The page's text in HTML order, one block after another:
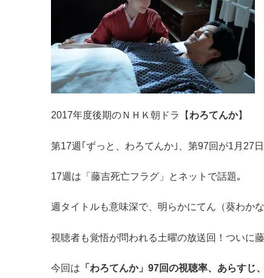
2017年度後期のＮＨＫ朝ドラ【わろてんか】
第17週｢ずっと、わろてんか｣、第97回が1月27
17週は「藤吉死亡フラグ」とネットで話題｡
週タイトルも意味深で、明らかにてん（葵わか
視聴者も覚悟が問われる土曜の放送回！ついに
今回は 「わろてんか」97回の視聴率、あらすじ